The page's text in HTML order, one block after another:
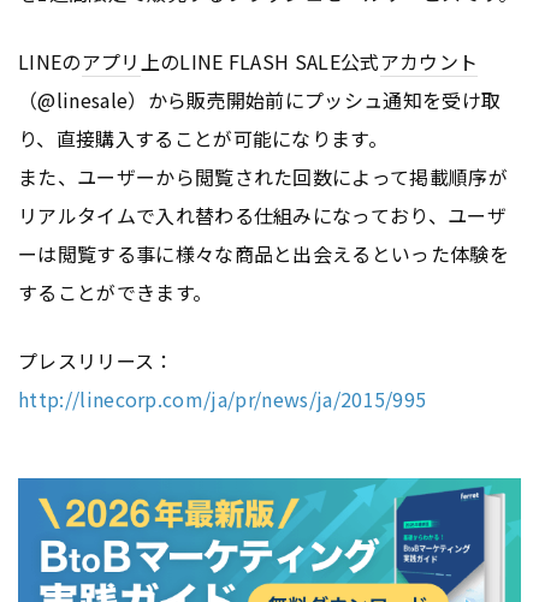
LINEのアプリ上のLINE FLASH SALE公式アカウント
（@linesale）から販売開始前にプッシュ通知を受け取
り、直接購入することが可能になります。
また、ユーザーから閲覧された回数によって掲載順序が
リアルタイムで入れ替わる仕組みになっており、ユーザ
ーは閲覧する事に様々な商品と出会えるといった体験を
することができます。
プレスリリース：
http://linecorp.com/ja/pr/news/ja/2015/995